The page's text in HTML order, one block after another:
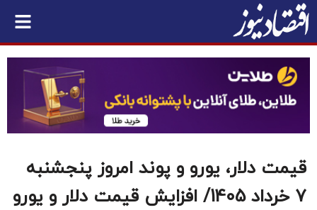
قیمت دلار، یورو و پوند امروز پنجشنبه
۷ خرداد 1405/ افزایش قیمت دلار و یورو